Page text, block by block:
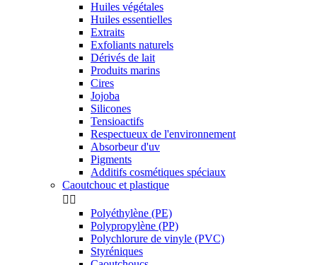
Huiles végétales
Huiles essentielles
Extraits
Exfoliants naturels
Dérivés de lait
Produits marins
Cires
Jojoba
Silicones
Tensioactifs
Respectueux de l'environnement
Absorbeur d'uv
Pigments
Additifs cosmétiques spéciaux
Caoutchouc et plastique
 
Polyéthylène (PE)
Polypropylène (PP)
Polychlorure de vinyle (PVC)
Styréniques